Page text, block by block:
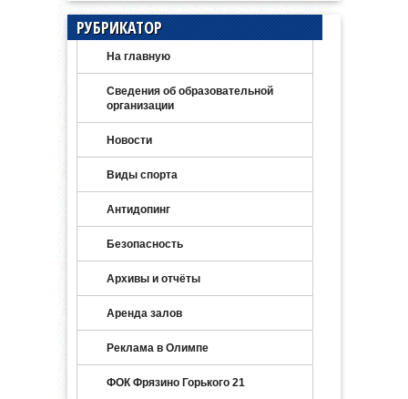
РУБРИКАТОР
На главную
Сведения об образовательной
организации
Новости
Виды спорта
Антидопинг
Безопасность
Архивы и отчёты
Аренда залов
Реклама в Олимпе
ФОК Фрязино Горького 21